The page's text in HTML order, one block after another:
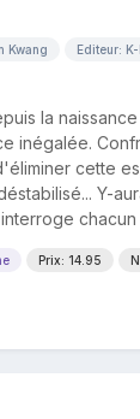
Kwang Editeur:
la
inégalée.
cette
Y-
Prix: 14.95